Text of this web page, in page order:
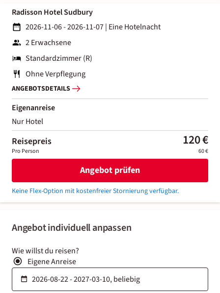
Angebot individuell anpassen
Wie willst du reisen?
Eigene Anreise
Radisson Hotel Sudbury
2026-11-06 - 2026-11-07| Eine Hotelnacht
2 Erwachsene
Standardzimmer (R)
Ohne Verpflegung
ANGEBOTSDETAILS
Eigenanreise
Nur Hotel
Reisepreis 120 €
Pro Person 60 €
Angebot prüfen
Keine Flex-Option mit kostenfreier Stornierung verfügbar.